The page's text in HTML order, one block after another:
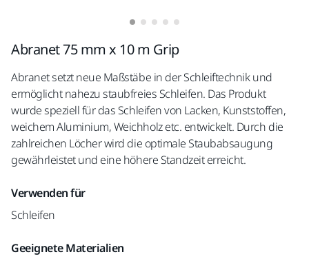
Abranet 75 mm x 10 m Grip
Abranet setzt neue Maßstäbe in der Schleiftechnik und
ermöglicht nahezu staubfreies Schleifen. Das Produkt
wurde speziell für das Schleifen von Lacken, Kunststoffen,
weichem Aluminium, Weichholz etc. entwickelt. Durch die
zahlreichen Löcher wird die optimale Staubabsaugung
gewährleistet und eine höhere Standzeit erreicht.
Verwenden für
Schleifen
Geeignete Materialien